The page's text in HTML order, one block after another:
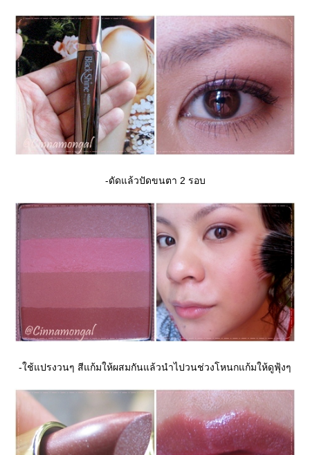
-ดัดแล้วปัดขนตา 2 รอบ
-ใช้แปรงวนๆ สีแก้มให้ผสมกันแล้วนำไปวนช่วงโหนกแก้มให้ดูฟุ้งๆ